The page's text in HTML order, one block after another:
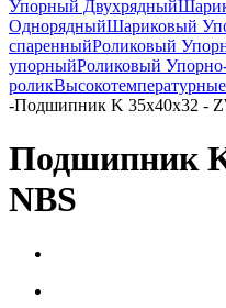
Упорный Двухрядный
ОднорядныйШариковый
спаренныйРоликовый
упорныйРоликовый
ролик
-Подшипник K 35x40x32 -
Подшипник
NBS